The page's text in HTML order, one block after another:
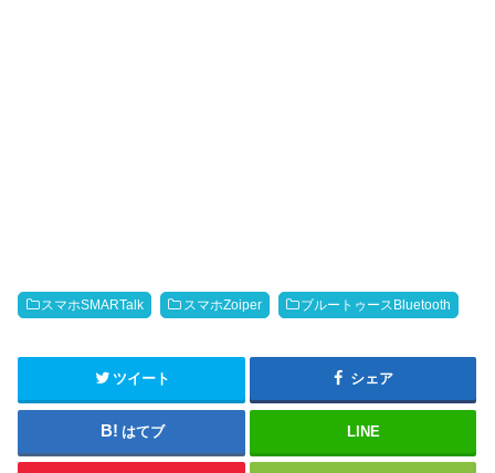
スマホSMARTalk スマホZoiper ブルートゥースBluetooth
ツイート シェア
はてブ LINE